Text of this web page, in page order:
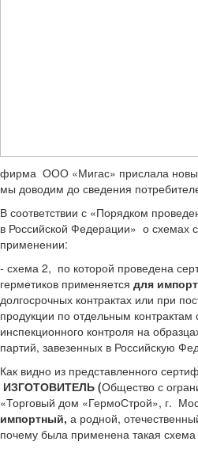
фирма ООО «Мигас» прислала
мы доводим до сведения
В соответствии с «Порядком
в Российской Федерации» о схемах
применении:
- схема 2, по которой проведена
герметиков применяется для
долгосрочных контрактах или при
продукции по отдельным
инспекционного контроля на
партий, завезенных в Российскую
Как видно из представленного
ИЗГОТОВИТЕЛЬ (Общество с
«Торговый дом «ГермоСтрой», г.
импортный, а родной,
почему была применена такая